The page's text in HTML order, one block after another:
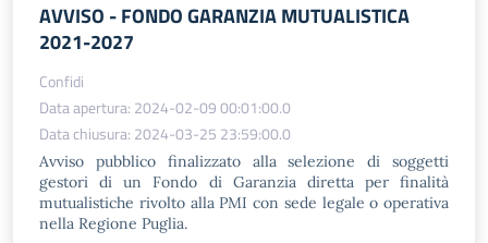
AVVISO - FONDO GARANZIA MUTUALISTICA
2021-2027
Confidi
Data apertura: 2024-02-09 00:01:00.0
Data chiusura: 2024-03-25 23:59:00.0
Avviso pubblico finalizzato alla selezione di soggetti
gestori di un Fondo di Garanzia diretta per finalità
mutualistiche rivolto alla PMI con sede legale o operativa
nella Regione Puglia.